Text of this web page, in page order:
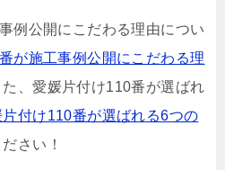
例公開にこだわる理由につい
が施工事例公開にこだわる理
た、愛媛片付け110番が選ばれ
片付け110番が選ばれる6つの
さい！